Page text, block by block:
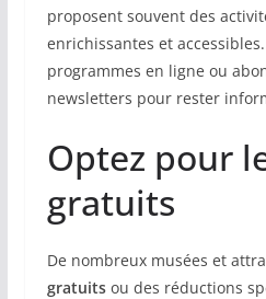
proposent souvent des
enrichissantes et
programmes en ligne ou
newsletters pour rester
Optez pour
gratuits
De nombreux musées et
gratuitsou des réductions